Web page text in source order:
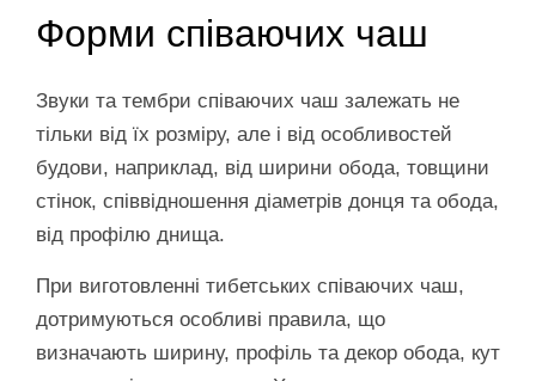
Форми співаючих чаш
Звуки та тембри співаючих чаш залежать не
тільки від їх розміру, але і від особливостей
будови, наприклад, від ширини обода, товщини
стінок, співвідношення діаметрів донця та обода,
від профілю днища.
При виготовленні тибетських співаючих чаш,
дотримуються особливі правила, що
визначають ширину, профіль та декор обода, кут